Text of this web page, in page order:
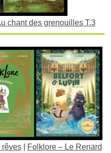
chant des grenouilles T.3
rêves|
Folklore – Le Renard